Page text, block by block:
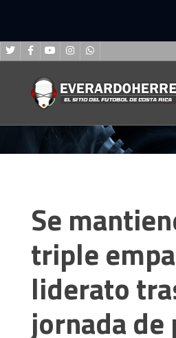
Se
triple
liderato
jornada de